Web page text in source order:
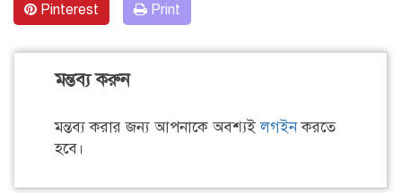
Pinterest Print
মন্তব্য করুন
মন্তব্য করার জন্য আপনাকে অবশ্যইলগইনকরতে
হবে।